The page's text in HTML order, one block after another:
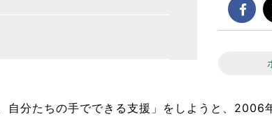
分たちの手でできる支援」をしようと、2006